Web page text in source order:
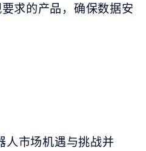
求的产品，确保数据安
人市场机遇与挑战并